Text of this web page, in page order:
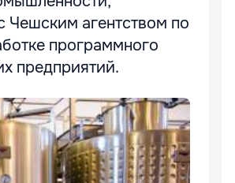
Чешским агентством по
программного
предприятий.